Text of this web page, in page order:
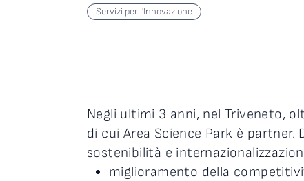
Servizi per l'Innovazione
Negli ultimi 3 anni, nel Triveneto,
di cui Area Science Park è partner.
sostenibilità e
miglioramento della